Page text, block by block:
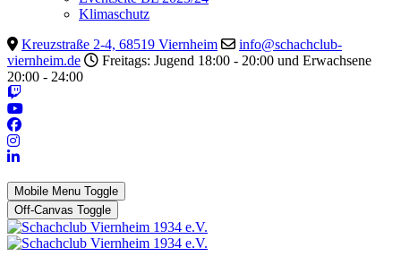
Klimaschutz
Kreuzstraße 2-4, 68519 Viernheim
info@schachclub-
viernheim.de
Freitags: Jugend 18:00 - 20:00 und Erwachsene
20:00 - 24:00
Mobile Menu Toggle
Off-Canvas Toggle